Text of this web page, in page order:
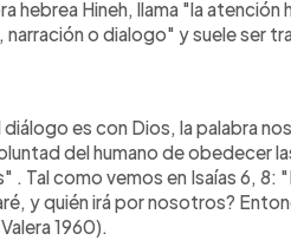
hebrea Hineh, llama "la atención
o dialogo" y suele ser
diálogo es con Dios, la palabra
del humano de obedecer
. Tal como vemos en Isaías 6, 8:
y quién irá por nosotros?
1960).